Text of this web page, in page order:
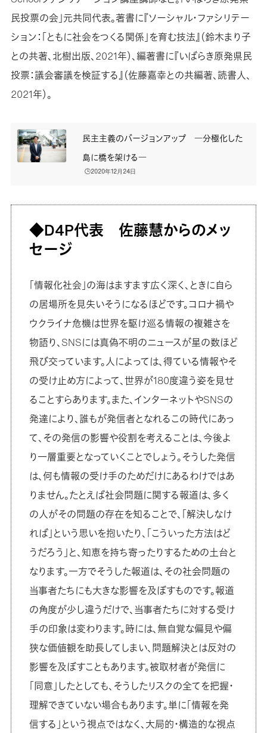
民投票の会」元共同代表。著書に『ソーシャル・ファシリテー
ション：「ともに社会をつくる関係」を育む技法』（鈴木まり子
との共著、北樹出版、2021年）、編著書に『いばらき原発県民
投票：議会審議を検証する』（佐藤嘉幸との共編著、読書人、
2021年）。
民主主義のバージョンアップ ―分極化した
島に橋を架ける―
🕒️2020年12月24日
◆D4P代表 佐藤慧からのメッ
セージ
「情報化社会」の海はますます広く深く、ときに自ら
の居場所を見失いそうになるほどです。コロナ禍や
ウクライナ危機は世界を駆け巡る情報の複雑さを
物語り、SNSには真偽不明のニュースが星の数ほど
飛び交っています。人によっては、得ている情報やそ
の受け止め方によって、世界が180度違う姿を見せ
ることすらあります。また、インターネットやSNSの
発達により、誰もが発信者となれるこの時代にあっ
て、その発信の影響や役割を考えることは、今後よ
り一層重要となっていくことでしょう。そうした発信
は、何も情報の受け手のためだけにあるわけではあ
りません。たとえば社会問題に関する報道は、多く
の人がその問題の存在を知ることで、「解決しなけ
れば」という思いを抱いたり、「こういった方法はど
うだろう」と、知恵を持ち寄ったりするための土台と
なります。一方でそうした報道は、その社会問題の
当事者たちにも大きな影響を及ぼすものです。報道
の角度が少し違うだけで、当事者たちに対する受け
手の印象は変わります。時には、無自覚な偏見や偏
狭な価値観を助長してしまい、問題解決とは反対の
影響を及ぼすこともあります。被取材者が発信に
「同意」したとしても、そうしたリスクの全てを把握・
理解できていない場合もあります。単に「情報を発
信する」という視点ではなく、大局的・構造的な視点